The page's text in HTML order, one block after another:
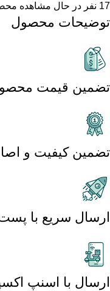
17 نفر در حال مشاهده
توضیحات محصول
تضمین قیمت
تضمین کیفیت و
ارسال سریع با پست
ارسال با اسنپ